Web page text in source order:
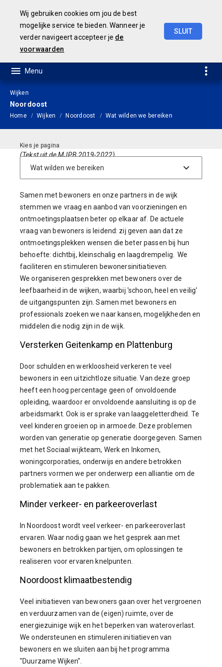
Wijken
Noordoost
Home Wijken Noordoost Wat wilden we bereiken
(Tekst uit de MJPB 2019-2022)
Leefbare wijken
Samen met bewoners en onze partners in de wijk
stemmen we vraag en aanbod van voorzieningen en
ontmoetingsplaatsen beter op elkaar af. De actuele
vraag van bewoners is leidend: zij geven aan dat ze
ontmoetingsplekken wensen die beter passen bij hun
behoefte: dichtbij, kleinschalig en laagdrempelig. We
faciliteren en stimuleren bewonersinitiatieven.
We organiseren gesprekken met bewoners over de
leefbaarheid in de wijken, waarbij 'schoon, heel en veilig'
de uitgangspunten zijn. Samen met bewoners en
professionals zoeken we naar kansen, mogelijkheden en
middelen die nodig zijn in de wijk.
Versterken Geitenkamp en Plattenburg
Door schulden en werkloosheid verkeren te veel
bewoners in een uitzichtloze situatie. Van deze groep
heeft een hoog percentage geen of onvoldoende
opleiding, waardoor er onvoldoende aansluiting is op de
arbeidsmarkt. Ook is er sprake van laaggeletterdheid. Te
veel kinderen groeien op in armoede. Deze problemen
worden van generatie op generatie doorgegeven. Samen
met het Sociaal wijkteam, Werk en Inkomen,
woningcorporaties, onderwijs en andere betrokken
partners vormen we per onderwerp een alliantie om de
problematiek aan te pakken.
Minder verkeer- en parkeeroverlast
In Noordoost wordt veel verkeer- en parkeeroverlast
ervaren. Waar nodig gaan we het gesprek aan met
bewoners en betrokken partijen, om oplossingen te
realiseren voor ervaren knelpunten.
Noordoost klimaatbestendig
Veel initiatieven van bewoners gaan over het vergroenen
en verduurzamen van de (eigen) ruimte, over de
energiezuinige wijk en het beperken van wateroverlast.
We ondersteunen en stimuleren initiatieven van
bewoners en we sluiten aan bij het programma
"Duurzame Wijken".
Wij gebruiken cookies om jou de best
mogelijke service te bieden. Wanneer je
verder navigeert accepteer je de
voorwaarden
SLUIT